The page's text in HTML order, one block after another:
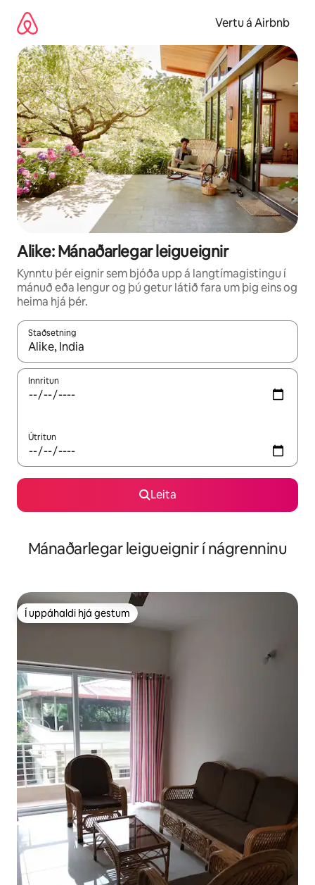
beint
Vertu á Airbnb
Alike: Mánaðarlegar leigueignir
Kynntu þér eignir sem bjóða upp á langtímagistingu í
mánuð eða lengur og þú getur látið fara um þig eins og
heima hjá þér.
Staðsetning
Þegar niðurstöður liggja fyrir skaltu nota upp og niður
Innritun
Útritun
Leita
Mánaðarlegar leigueignir í nágrenninu
Í uppáhaldi hjá gestum
Í uppáhaldi hjá gestum